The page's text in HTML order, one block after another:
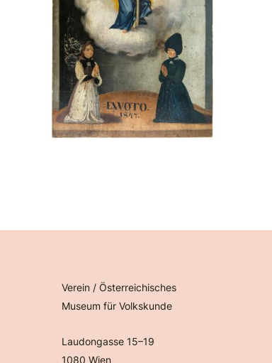
Verein / Österreichisches
Museum für Volkskunde
Laudongasse 15–19
1080 Wien